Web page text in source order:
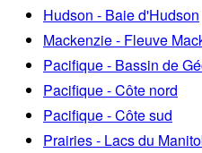
Hudson - Baie d'Hudson
Mackenzie - Fleuve
Pacifique - Bassin de
Pacifique - Côte nord
Pacifique - Côte sud
Prairies - Lacs du